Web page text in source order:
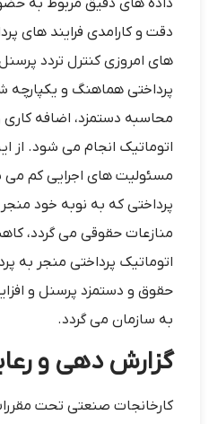
داده‌ های دقیق مربوط به
دقت و کارامدی فرایند های
‌های امروزی کنترل تردد
پرداختی هماهنگ و یکپارچه
محاسبه دستمزد، اضافه
اتوماتیک انجام می‌ شود. از
مسئولیت‌ های اجرایی کم
پرداختی که به نوبه خود
منازعات حقوقی می ‌گردد،
اتوماتیک پرداختی منجر به
حقوق و دستمزد پرسنل و
به سازمان می ‌گردد.
گزارش دهی و
کارخانجات صنعتی تحت